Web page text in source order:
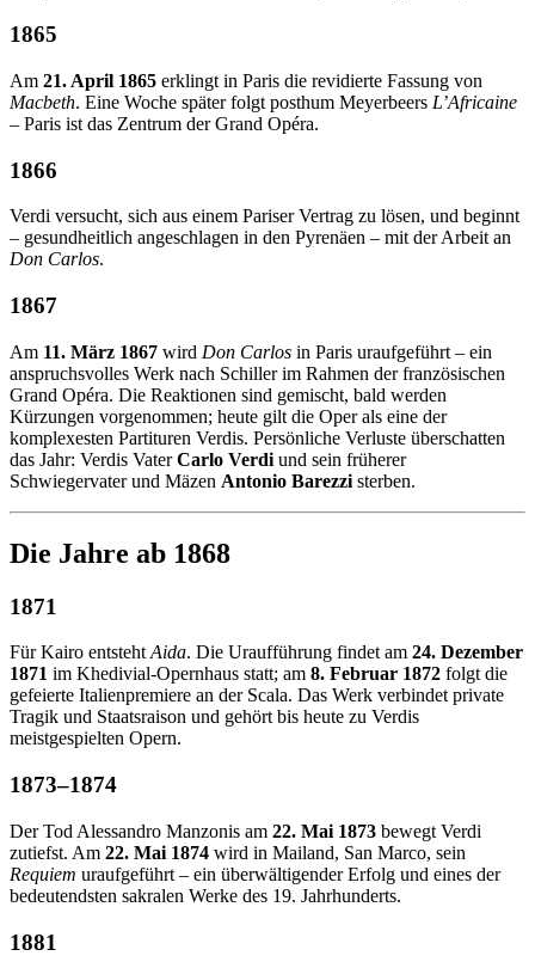
1865
Am 21. April 1865 erklingt in Paris die revidierte Fassung von
Macbeth. Eine Woche später folgt posthum Meyerbeers L’Africaine
– Paris ist das Zentrum der Grand Opéra.
1866
Verdi versucht, sich aus einem Pariser Vertrag zu lösen, und beginnt
– gesundheitlich angeschlagen in den Pyrenäen – mit der Arbeit an
Don Carlos.
1867
Am 11. März 1867 wird Don Carlos in Paris uraufgeführt – ein
anspruchsvolles Werk nach Schiller im Rahmen der französischen
Grand Opéra. Die Reaktionen sind gemischt, bald werden
Kürzungen vorgenommen; heute gilt die Oper als eine der
komplexesten Partituren Verdis. Persönliche Verluste überschatten
das Jahr: Verdis VaterCarlo Verdi und sein früherer
Schwiegervater und Mäzen Antonio Barezzi sterben.
Die Jahre ab 1868
1871
Für Kairo entstehtAida. Die Uraufführung findet am 24. Dezember
1871 im Khedivial-Opernhaus statt; am 8. Februar 1872 folgt die
gefeierte Italienpremiere an der Scala. Das Werk verbindet private
Tragik und Staatsraison und gehört bis heute zu Verdis
meistgespielten Opern.
1873–1874
Der Tod Alessandro Manzonis am 22. Mai 1873 bewegt Verdi
zutiefst. Am 22. Mai 1874 wird in Mailand, San Marco, sein
Requiem uraufgeführt – ein überwältigender Erfolg und eines der
bedeutendsten sakralen Werke des 19. Jahrhunderts.
1881